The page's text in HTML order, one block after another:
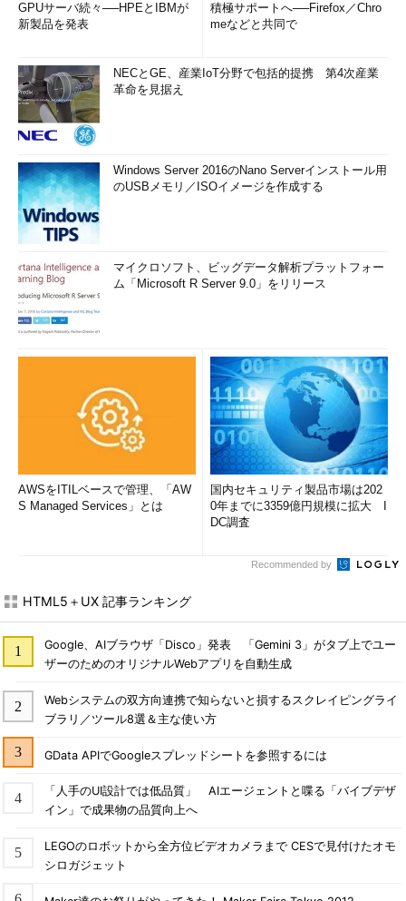
GPUサーバ続々──HPEとIBMが
新製品を発表
積極サポートへ──Firefox／Chro
meなどと共同で
NECとGE、産業IoT分野で包括的提携 第4次産業
革命を見据え
Windows Server 2016のNano Serverインストール用
のUSBメモリ／ISOイメージを作成する
マイクロソフト、ビッグデータ解析プラットフォー
ム「Microsoft R Server 9.0」をリリース
AWSをITILベースで管理、「AW
S Managed Services」とは
国内セキュリティ製品市場は202
0年までに3359億円規模に拡大 I
DC調査
Recommended by
HTML5＋UX 記事ランキング
Google、AIブラウザ「Disco」発表 「Gemini 3」がタブ上でユー
ザーのためのオリジナルWebアプリを自動生成
Webシステムの双方向連携で知らないと損するスクレイピングライ
ブラリ／ツール8選＆主な使い方
GData APIでGoogleスプレッドシートを参照するには
「人手のUI設計では低品質」 AIエージェントと喋る「バイブデザ
イン」で成果物の品質向上へ
LEGOのロボットから全方位ビデオカメラまで CESで見付けたオモ
シロガジェット